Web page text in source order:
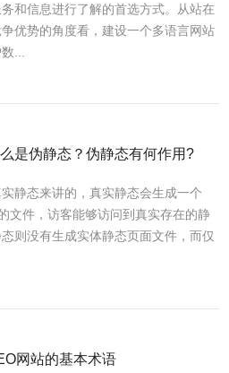
和信息进行了解的首选方式。从站在
优势的角度看，建设一个多语言网站
...
是伪静态？伪静态有何作用?
静态来讲的，真实静态会生成一个
文件，访客能够访问到真实存在的静
则没有生成实体静态页面文件，而仅
网站的基本术语